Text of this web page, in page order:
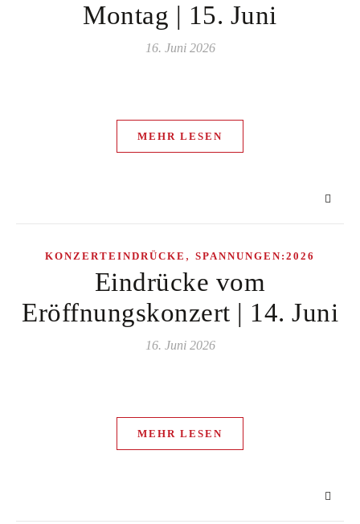
Montag | 15. Juni
16. Juni 2026
MEHR LESEN
KONZERTEINDRÜCKE , SPANNUNGEN:2026
Eindrücke vom
Eröffnungskonzert | 14. Juni
16. Juni 2026
MEHR LESEN